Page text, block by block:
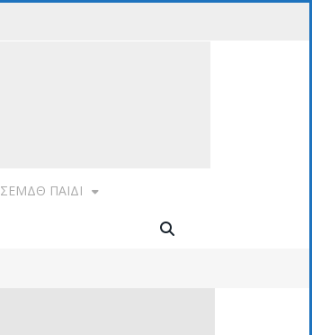
ΣΕΜΔΘ ΠΑΙΔΙ